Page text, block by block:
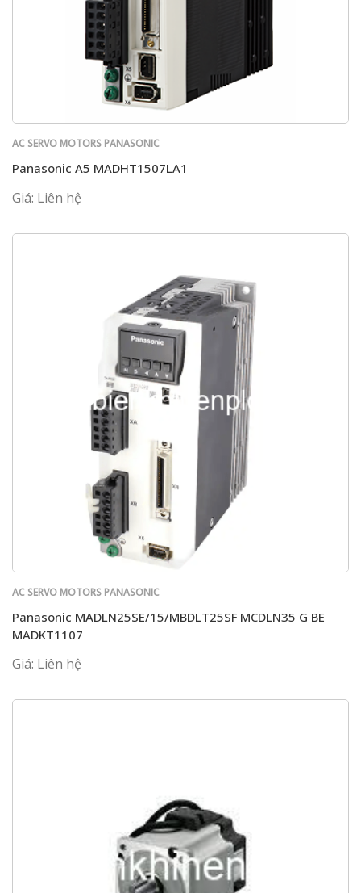
AC SERVO MOTORS PANASONIC
Panasonic A5 MADHT1507LA1
Giá: Liên hệ
AC SERVO MOTORS PANASONIC
Panasonic MADLN25SE/15/MBDLT25SF MCDLN35 G BE
MADKT1107
Giá: Liên hệ